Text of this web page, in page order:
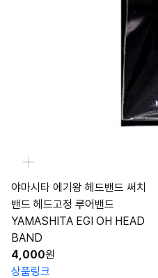
야마시타 에기왕 헤드밴드 써치
밴드 헤드고정 루어밴드
YAMASHITA EGI OH HEAD
BAND
4,000원
상품링크